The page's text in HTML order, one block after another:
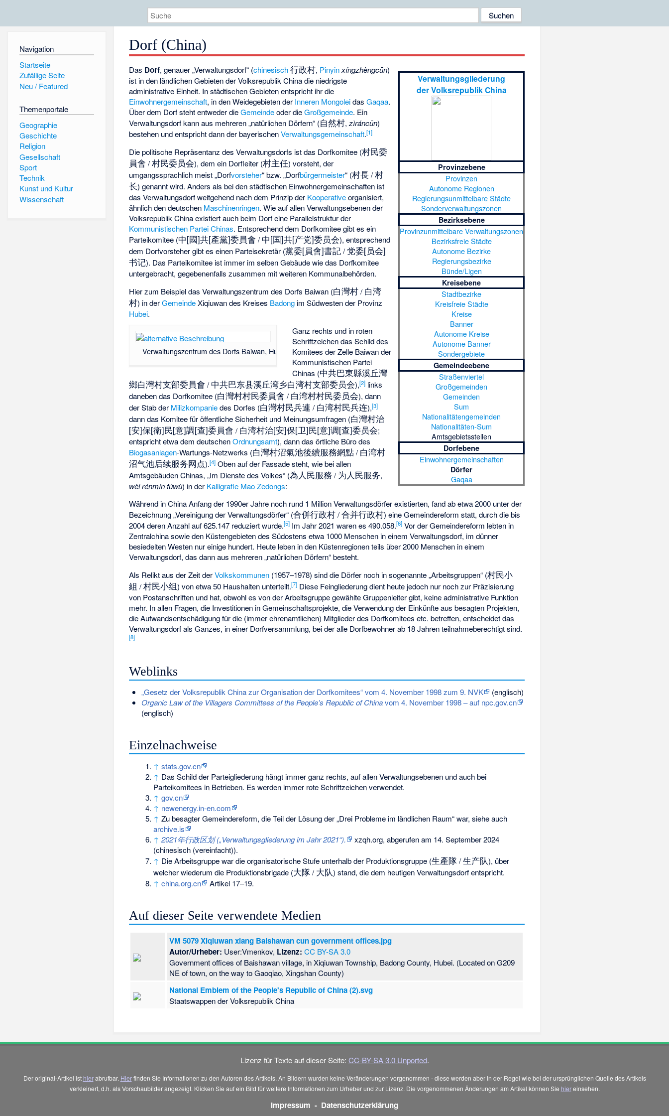
Navigation
Startseite
Zufällige Seite
Neu / Featured
Themenportale
Geographie
Geschichte
Religion
Gesellschaft
Sport
Technik
Kunst und Kultur
Wissenschaft
Dorf (China)
Verwaltungsgliederung
der Volksrepublik China
Provinzebene
Provinzen
Autonome Regionen
Regierungsunmittelbare Städte
Sonderverwaltungszonen
Bezirksebene
Provinzunmittelbare Verwaltungszonen
Bezirksfreie Städte
Autonome Bezirke
Regierungsbezirke
Bünde/Ligen
Kreisebene
Stadtbezirke
Kreisfreie Städte
Kreise
Banner
Autonome Kreise
Autonome Banner
Sondergebiete
Gemeindeebene
Straßenviertel
Großgemeinden
Gemeinden
Sum
Nationalitätengemeinden
Nationalitäten-Sum
Amtsgebietsstellen
Dorfebene
Einwohnergemeinschaften
Dörfer
Gaqaa
Das Dorf, genauer „Verwaltungsdorf“ (chinesisch 行政村, Pinyin xíngzhèngcūn)
ist in den ländlichen Gebieten der Volksrepublik China die niedrigste
administrative Einheit. In städtischen Gebieten entspricht ihr die
Einwohnergemeinschaft, in den Weidegebieten der Inneren MongoleidasGaqaa.
Über dem Dorf steht entweder dieGemeindeoder dieGroßgemeinde. Ein
Verwaltungsdorf kann aus mehreren „natürlichen Dörfern“ (自然村,zìráncūn)
bestehen und entspricht dann der bayerischenVerwaltungsgemeinschaft.[1]
Die politische Repräsentanz des Verwaltungsdorfs ist das Dorfkomitee (村民委
員會 /村民委员会), dem ein Dorfleiter (村主任) vorsteht, der
umgangssprachlich meist „Dorfvorsteher“ bzw. „Dorfbürgermeister“ (村長/村
长) genannt wird. Anders als bei den städtischen Einwohnergemeinschaften ist
das Verwaltungsdorf weitgehend nach dem Prinzip der Kooperativeorganisiert,
ähnlich den deutschen Maschinenringen. Wie auf allen Verwaltungsebenen der
Volksrepublik China existiert auch beim Dorf eine Parallelstruktur der
Kommunistischen Partei Chinas. Entsprechend dem Dorfkomitee gibt es ein
Parteikomitee (中[國]共[產黨]委員會 /中[国]共[产党]委员会), entsprechend
dem Dorfvorsteher gibt es einen Parteisekretär (黨委[員會]書記/党委[员会]
书记). Das Parteikomitee ist immer im selben Gebäude wie das Dorfkomitee
untergebracht, gegebenenfalls zusammen mit weiteren Kommunalbehörden.
Hier zum Beispiel das Verwaltungszentrum des Dorfs Baiwan (白灣村/白湾
村) in derGemeindeXiqiuwan des Kreises Badong im Südwesten der Provinz
Hubei.
Verwaltungszentrum des Dorfs Baiwan, Hubei
Ganz rechts und in roten
Schriftzeichen das Schild des
Komitees der Zelle Baiwan der
Kommunistischen Partei
Chinas (中共巴東縣溪丘灣
鄉白灣村支部委員會 /中共巴东县溪丘湾乡白湾村支部委员会),[2] links
daneben das Dorfkomitee (白灣村村民委員會 /白湾村村民委员会), dann
der Stab der Milizkompaniedes Dorfes (白灣村民兵連 /白湾村民兵连),[3]
dann das Komitee für öffentliche Sicherheit und Meinungsumfragen (白灣村治
[安]保[衛]民[意]調[查]委員會 /白湾村治[安]保[卫]民[意]调[查]委员会;
entspricht etwa dem deutschenOrdnungsamt), dann das örtliche Büro des
Biogasanlagen-Wartungs-Netzwerks (白灣村沼氣池後續服務網點/白湾村
沼气池后续服务网点).[4] Oben auf der Fassade steht, wie bei allen
Amtsgebäuden Chinas, „Im Dienste des Volkes“ (為人民服務 /为人民服务,
wèi rénmín fúwù) in der Kalligrafie Mao Zedongs:
Während in China Anfang der 1990er Jahre noch rund 1 Million Verwaltungsdörfer existierten, fand ab etwa 2000 unter der
Bezeichnung „Vereinigung der Verwaltungsdörfer“ (合併行政村/合并行政村) eine Gemeindereform statt, durch die bis
2004 deren Anzahl auf 625.147 reduziert wurde.[5] Im Jahr 2021 waren es 490.058.[6] Vor der Gemeindereform lebten in
Zentralchina sowie den Küstengebieten des Südostens etwa 1000 Menschen in einem Verwaltungsdorf, im dünner
besiedelten Westen nur einige hundert. Heute leben in den Küstenregionen teils über 2000 Menschen in einem
Verwaltungsdorf, das dann aus mehreren „natürlichen Dörfern“ besteht.
Als Relikt aus der Zeit derVolkskommunen (1957–1978) sind die Dörfer noch in sogenannte „Arbeitsgruppen“ (村民小
組 /村民小组) von etwa 50 Haushalten unterteilt.[7] Diese Feingliederung dient heute jedoch nur noch zur Präzisierung
von Postanschriften und hat, obwohl es von der Arbeitsgruppe gewählte Gruppenleiter gibt, keine administrative Funktion
mehr. In allen Fragen, die Investitionen in Gemeinschaftsprojekte, die Verwendung der Einkünfte aus besagten Projekten,
die Aufwandsentschädigung für die (immer ehrenamtlichen) Mitglieder des Dorfkomitees etc. betreffen, entscheidet das
Verwaltungsdorf als Ganzes, in einer Dorfversammlung, bei der alle Dorfbewohner ab 18 Jahren teilnahmeberechtigt sind.
[8]
Weblinks
„Gesetz der Volksrepublik China zur Organisation der Dorfkomitees“ vom 4. November 1998 zum 9. NVK
(englisch)
Organic Law of the Villagers Committees of the People’s Republic of Chinavom 4. November 1998 – auf npc.gov.cn
(englisch)
Einzelnachweise
↑ stats.gov.cn
↑ Das Schild der Parteigliederung hängt immer ganz rechts, auf allen Verwaltungsebenen und auch bei
Parteikomitees in Betrieben. Es werden immer rote Schriftzeichen verwendet.
↑ gov.cn
↑ newenergy.in-en.com
↑ Zu besagter Gemeindereform, die Teil der Lösung der „Drei Probleme im ländlichen Raum“ war, siehe auch
archive.is
↑ 2021年行政区划 („Verwaltungsgliederung im Jahr 2021“). xzqh.org, abgerufen am 14. September 2024
(chinesisch (vereinfacht)).
↑ Die Arbeitsgruppe war die organisatorische Stufe unterhalb der Produktionsgruppe (生產隊/生产队), über
welcher wiederum die Produktionsbrigade (大隊/大队) stand, die dem heutigen Verwaltungsdorf entspricht.
↑ china.org.cn Artikel 17–19.
Auf dieser Seite verwendete Medien
VM 5079 Xiqiuwan xiang Baishawan cun government offices.jpg
Autor/Urheber: User:Vmenkov, Lizenz: CC BY-SA 3.0
Government offices of Baishawan village, in Xiqiuwan Township, Badong County, Hubei. (Located on G209
NE of town, on the way to Gaoqiao, Xingshan County)
National Emblem of the People's Republic of China (2).svg
Staatswappen der Volksrepublik China
Lizenz für Texte auf dieser Seite: CC-BY-SA 3.0 Unported.
Der original-Artikel ist hierabrufbar. Hierfinden Sie Informationen zu den Autoren des Artikels. An Bildern wurden keine Veränderungen vorgenommen - diese werden aber in der Regel wie bei der ursprünglichen Quelle des Artikels
verkleinert, d.h. als Vorschaubilder angezeigt. Klicken Sie auf ein Bild für weitere Informationen zum Urheber und zur Lizenz. Die vorgenommenen Änderungen am Artikel können Sie hiereinsehen.
Impressum - Datenschutzerklärung